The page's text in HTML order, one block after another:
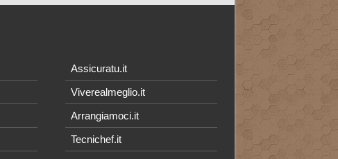
Assicuratu.it
Viverealmeglio.it
Arrangiamoci.it
Tecnichef.it